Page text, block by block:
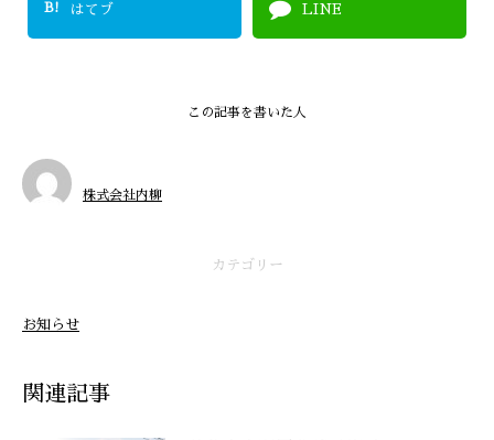
B! はてブ LINE
この記事を書いた人
株式会社内柳
カテゴリー
お知らせ
関連記事